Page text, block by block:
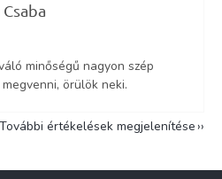
5-ből 5 csillag.
minőségű nagyon szép
örülök neki.
További értékelések megjelenítése